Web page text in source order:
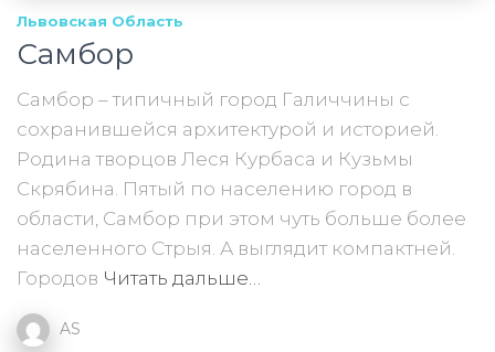
Львовская Область
Самбор
Самбор – типичный город Галиччины с
сохранившейся архитектурой и историей.
Родина творцов Леся Курбаса и Кузьмы
Скрябина. Пятый по населению город в
области, Самбор при этом чуть больше более
населенного Стрыя. А выглядит компактней.
Городов Читать дальше…
AS